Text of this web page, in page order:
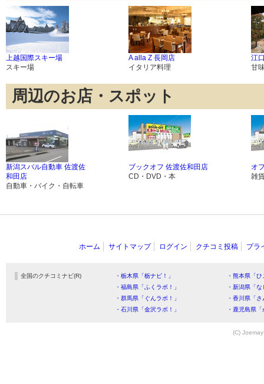
上越国際スキー場
スキー場
A alla Z 長岡店
イタリア料理
江
甘
周辺のお店・スポット
新潟スバル自動車 佐渡佐
和田店
自動車・バイク・自転車
ブックオフ 佐渡佐和田店
CD・DVD・本
オ
雑
ホーム サイトマップ ログイン クチコミ投稿 プラ
全国のクチコミナビ(R) ・栃木県「栃ナビ！」
・熊本県「
・福島県「ふくラボ！」
・新潟県「
・群馬県「ぐんラボ！」
・香川県「
・石川県「金沢ラボ！」
・鹿児島県
(C)